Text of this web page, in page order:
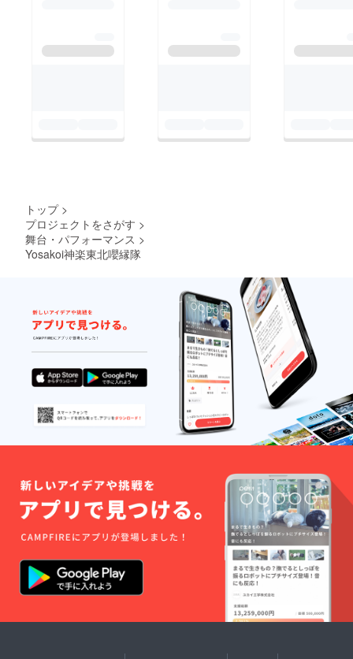
トップ >
プロジェクトをさがす >
舞台・パフォーマンス >
Yosakoi神楽東北嚶縁隊